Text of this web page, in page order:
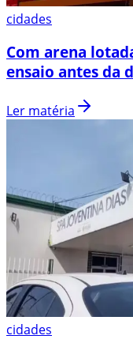
cidades
Com arena
ensaio antes da
Ler matéria
cidades